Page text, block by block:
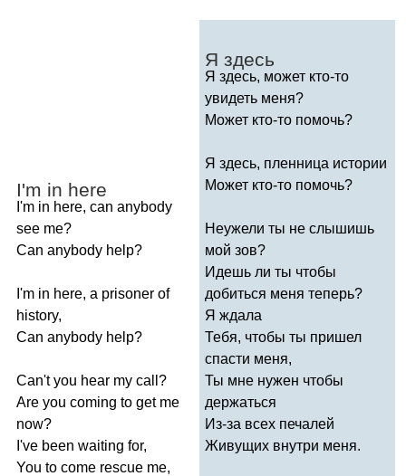
I'm in here
I'm in here, can anybody
see me?
Can anybody help?
I'm in here, a prisoner of
history,
Can anybody help?
Can't you hear my call ?
Are you coming to get me
now?
I've been waiting for,
You to come rescue me,
Я здесь
Я здесь, может кто-то
увидеть меня?
Может кто-то помочь?
Я здесь, пленница истории
Может кто-то помочь?
Неужели ты не слышишь
мой зов?
Идешь ли ты чтобы
добиться меня теперь?
Я ждала
Тебя, чтобы ты пришел
спасти меня,
Ты мне нужен чтобы
держаться
Из-за всех печалей
Живущих внутри меня.